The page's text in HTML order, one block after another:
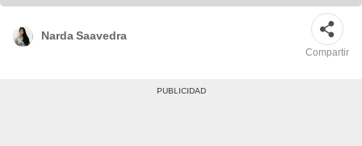
Narda Saavedra
Compartir